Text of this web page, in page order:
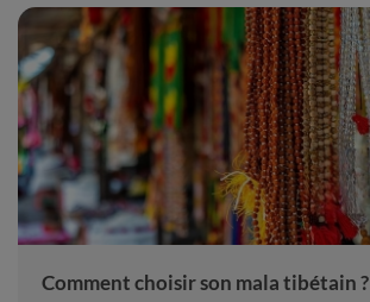
Comment choisir son mala tibétain ?